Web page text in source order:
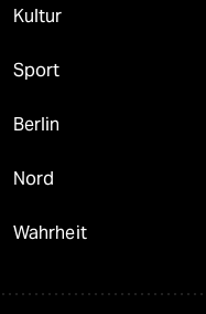
Kultur
Sport
Berlin
Nord
Wahrheit